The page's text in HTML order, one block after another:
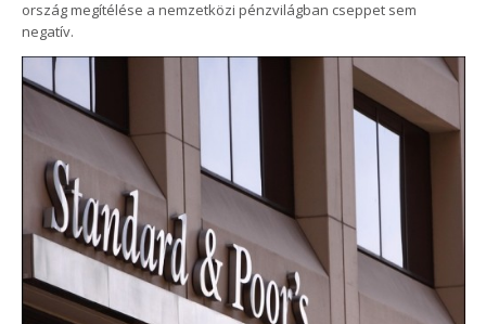
ország megítélése a nemzetközi pénzvilágban cseppet sem
negatív.